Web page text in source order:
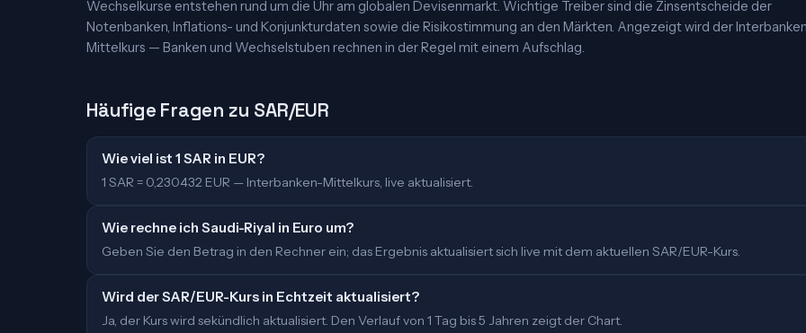
Wechselkurse entstehen rund um die Uhr am globalen Devisenmarkt. Wichtige Treiber sind die Zinsentscheide der
Notenbanken, Inflations- und Konjunkturdaten sowie die Risikostimmung an den Märkten. Angezeigt wird der
Mittelkurs — Banken und Wechselstuben rechnen in der Regel mit einem Aufschlag.
Häufige Fragen zu SAR/EUR
Wie viel ist 1 SAR in EUR?
1 SAR = 0,230432 EUR — Interbanken-Mittelkurs, live aktualisiert.
Wie rechne ich Saudi-Riyal in Euro um?
Geben Sie den Betrag in den Rechner ein; das Ergebnis aktualisiert sich live mit dem aktuellen SAR/EUR-Kurs.
Wird der SAR/EUR-Kurs in Echtzeit aktualisiert?
Ja, der Kurs wird sekündlich aktualisiert. Den Verlauf von 1 Tag bis 5 Jahren zeigt der Chart.